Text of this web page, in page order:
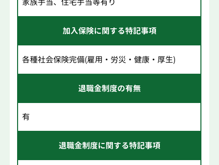
加入保険に関する特記事項
各種社会保険完備(雇用・労災・健康・厚生)
退職金制度の有無
有
退職金制度に関する特記事項